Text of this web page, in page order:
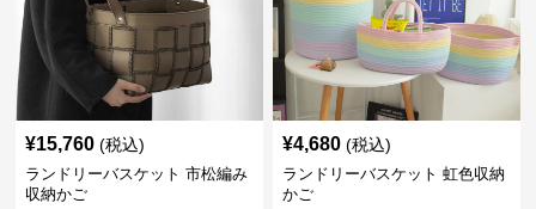
¥15,760 (税込)
ランドリーバスケット 市松編み
収納かご
¥4,680 (税込)
ランドリーバスケット 虹色収納
かご